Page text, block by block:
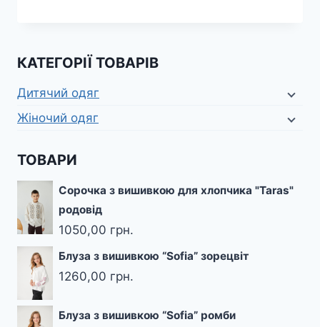
КАТЕГОРІЇ ТОВАРІВ
Дитячий одяг
Жіночий одяг
ТОВАРИ
Сорочка з вишивкою для хлопчика "Taras"
родовід
1050,00 грн.
Блуза з вишивкою “Sofia” зорецвіт
1260,00 грн.
Блуза з вишивкою “Sofia” ромби